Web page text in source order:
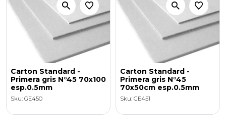
Carton Standard -
Primera gris N°45 70x100
esp.0.5mm
Sku: GE450
Carton Standard -
Primera gris N°45
70x50cm esp.0.5mm
Sku: GE451